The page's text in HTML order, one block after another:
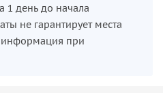
1 день до начала
не гарантирует места
при